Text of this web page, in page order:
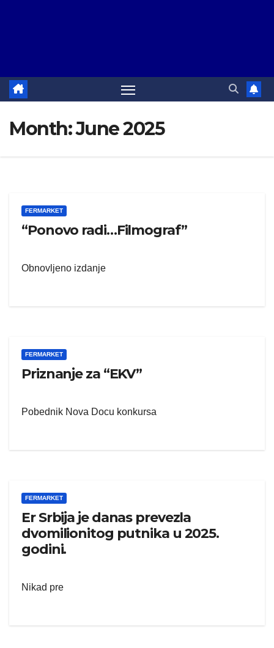
Month:June 2025
FERMARKET
“Ponovo radi…Filmograf”
Obnovljeno izdanje
FERMARKET
Priznanje za “EKV”
Pobednik Nova Docu konkursa
FERMARKET
Er Srbija je danas prevezla
dvomilionitog putnika u 2025.
godini.
Nikad pre